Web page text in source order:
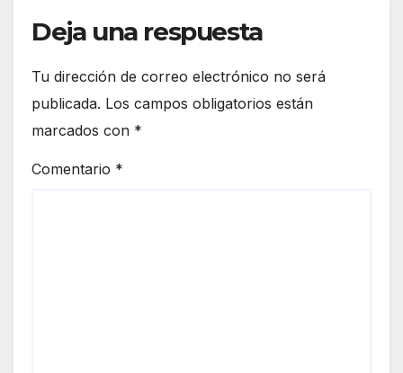
Deja una respuesta
Tu dirección de correo electrónico no será
publicada. Los campos obligatorios están
marcados con *
Comentario *